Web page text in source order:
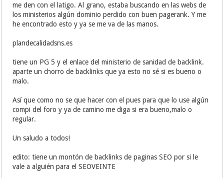
me den con el latigo. Al grano, estaba buscando en las webs de
los ministerios algún dominio perdido con buen pagerank. Y me
he encontrado esto y ya se me va de las manos.
plandecalidadsns.es
tiene un PG 5 y el enlace del ministerio de sanidad de backlink.
aparte un chorro de backlinks que ya esto no sé si es bueno o
malo.
Así que como no se que hacer con el pues para que lo use algún
compi del foro y ya de camino me diga si era bueno,malo o
regular.
Un saludo a todos!
edito: tiene un montón de backlinks de paginas SEO por si le
vale a alguién para el SEOVEINTE